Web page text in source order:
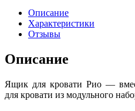
Описание
Характеристики
Отзывы
Описание
Ящик для кровати Рио —
для кровати из модульного